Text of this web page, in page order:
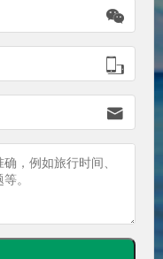


